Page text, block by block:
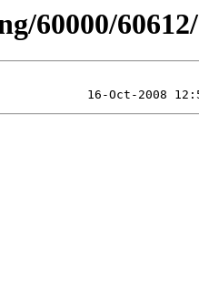
60000/60612/